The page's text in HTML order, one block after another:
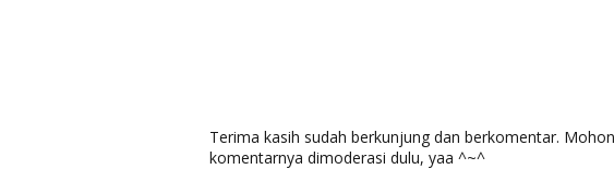
Terima kasih sudah berkunjung dan berkomentar.
komentarnya dimoderasi dulu, yaa ^~^